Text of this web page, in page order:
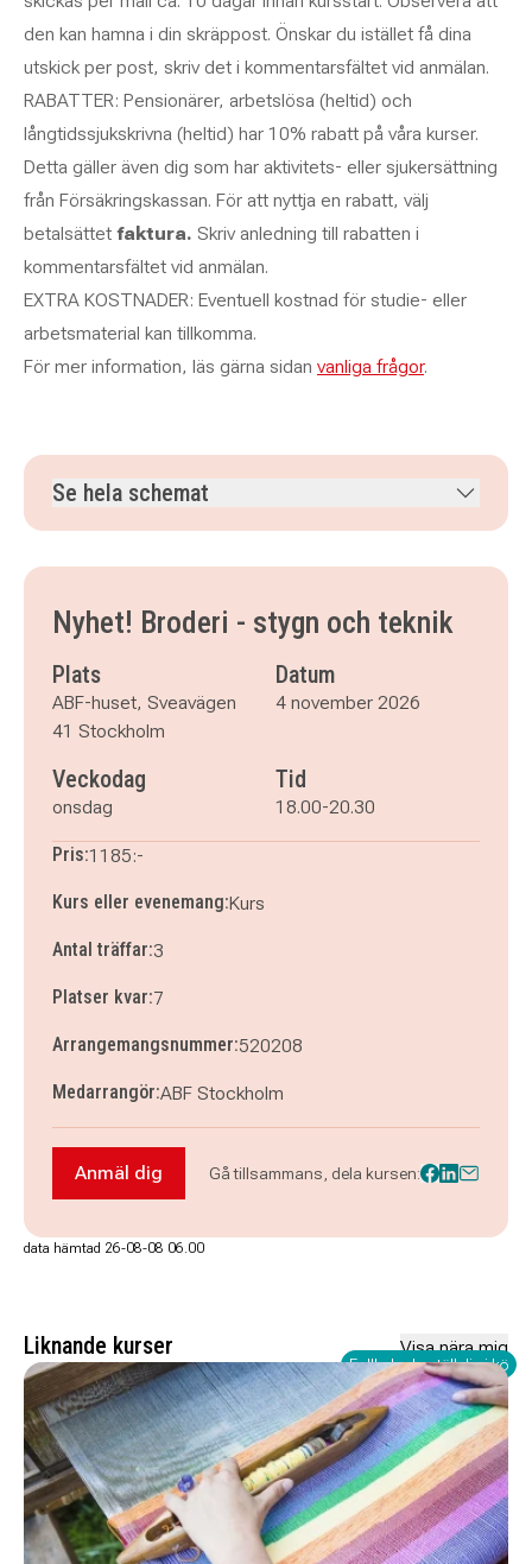
den kan hamna i din skräppost. Önskar du istället få dina
utskick per post, skriv det i kommentarsfältet vid anmälan.
RABATTER: Pensionärer, arbetslösa (heltid) och
långtidssjukskrivna (heltid) har 10% rabatt på våra kurser.
Detta gäller även dig som har aktivitets- eller sjukersättning
från Försäkringskassan. För att nyttja en rabatt, välj
betalsättet faktura. Skriv anledning till rabatten i
kommentarsfältet vid anmälan.
EXTRA KOSTNADER: Eventuell kostnad för studie- eller
arbetsmaterial kan tillkomma.
För mer information, läs gärna sidan vanliga frågor.
Se hela schemat
onsdag 18 november 2026
klockan 18.00–20.30
Nyhet! Broderi - stygn och teknik
Plats
ABF-huset, Sveavägen
41 Stockholm
Datum
4 november 2026
Veckodag
onsdag
Tid
18.00-20.30
Pris:1185:-
Kurs eller evenemang:Kurs
Antal träffar:3
Platser kvar:7
Arrangemangsnummer:520208
Medarrangör:ABF Stockholm
Anmäl dig till Nyhet! Broderi - stygn och teknik
Anmäl dig Gå tillsammans, dela kursen:
data hämtad 26-08-08 06.00
Liknande kurser Visa nära mig
Fullbokad - ställ dig i kö